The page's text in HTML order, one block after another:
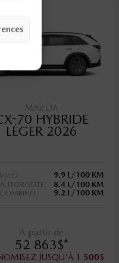
MAZDA
70 HYBRIDE
LÉGER 2026
VILLE:
9.9 L/100 KM
AUTOROUTE:
8.4 L/100 KM
COMBINÉE:
9.2 L/100 KM
À partir de
52 863$*
JUSQU'À 1 500$